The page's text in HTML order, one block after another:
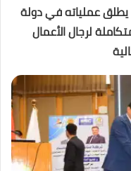
يطلق عملياته في دولة
لرجال الأعمال